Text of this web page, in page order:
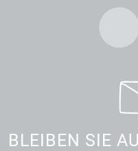
BLEIBEN SIE